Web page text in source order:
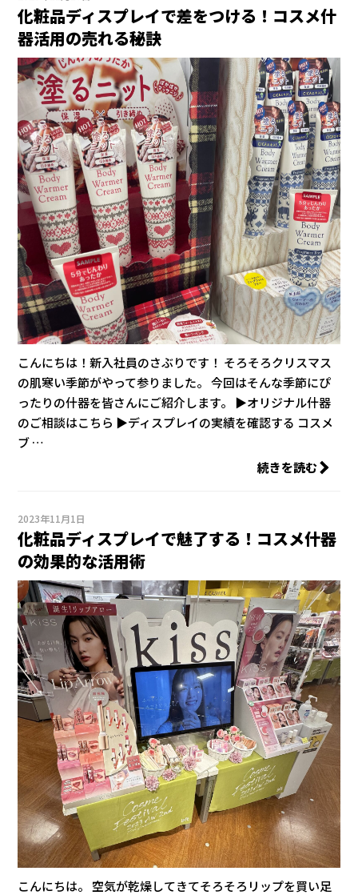
化粧品ディスプレイで差をつける！コスメ什
器活用の売れる秘訣
こんにちは！新入社員のさぶりです！ そろそろクリスマス
の肌寒い季節がやって参りました。 今回はそんな季節にぴ
ったりの什器を皆さんにご紹介します。 ▶オリジナル什器
のご相談はこちら ▶ディスプレイの実績を確認する コスメ
ブ …
続きを読む
2023年11月1日
化粧品ディスプレイで魅了する！コスメ什器
の効果的な活用術
こんにちは。 空気が乾燥してきてそろそろリップを買い足